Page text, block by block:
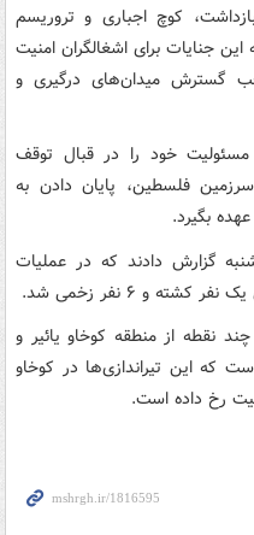
کوچ اجباری و تروریسم
جنایات برای اشغالگران امنیت
گسترش میدان‌های درگیری و
خود را در قبال توقف
فلسطین، پایان دادن به
بگیرد.
گزارش دادند که در عملیات
و ۶ نفر زخمی شد.
نقطه از منطقه کوخاو یائیر و
که این تیراندازی‌ها در کوخاو
رخ داده است.